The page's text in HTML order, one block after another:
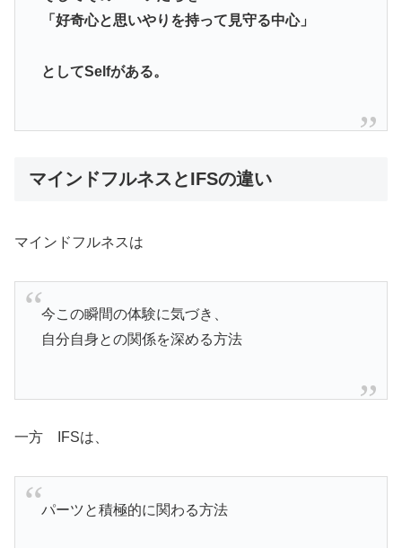
「好奇心と思いやりを持って見守る中心」
としてSelfがある。
マインドフルネスとIFSの違い
マインドフルネスは
今この瞬間の体験に気づき、
自分自身との関係を深める方法
一方 IFSは、
パーツと積極的に関わる方法